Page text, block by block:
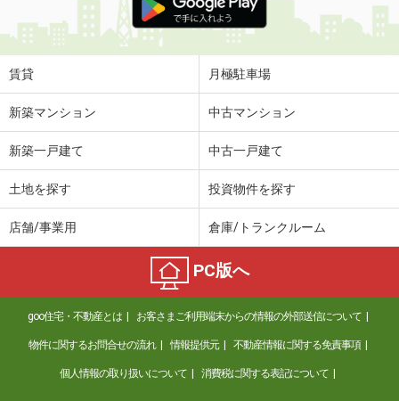
賃貸 月極駐車場
新築マンション 中古マンション
新築一戸建て 中古一戸建て
土地を探す 投資物件を探す
店舗/事業用 倉庫/トランクルーム
PC版へ
goo住宅・不動産とは お客さまご利用端末からの情報の外部送信について
物件に関するお問合せの流れ 情報提供元 不動産情報に関する免責事項
個人情報の取り扱いについて 消費税に関する表記について